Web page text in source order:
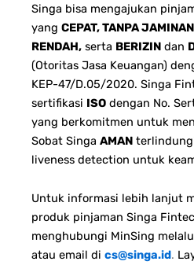
Singa bisa mengajukan
yang CEPAT, TANPA JAMINAN
RENDAH, serta BERIZIN dan
(Otoritas Jasa Keuangan)
KEP-47/D.05/2020. Singa
sertifikasi ISO dengan No.
yang berkomitmen untuk
Sobat Singa AMAN
liveness detection untuk
Untuk informasi lebih lanjut
produk pinjaman Singa
menghubungi MinSing
atau email di cs@singa.id.